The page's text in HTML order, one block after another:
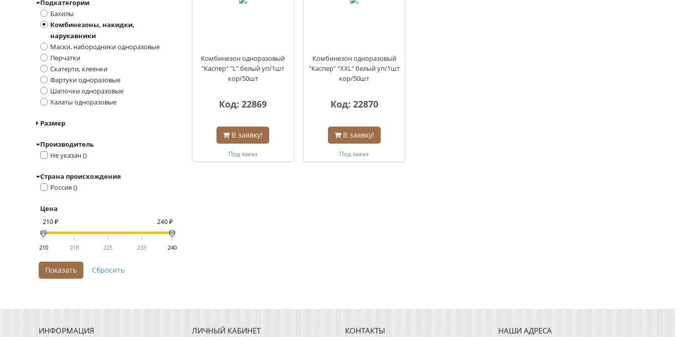
Подкатегории
Бахилы
Комбинезоны, накидки,
нарукавники
Маски, набородники одноразовые
Перчатки
Скатерти, клеенки
Фартуки одноразовые
Шапочки одноразовые
Халаты одноразовые
Размер
Производитель
Не указан ()
Страна происхождения
Россия ()
Цена
210 218 225 233 240
210 ₽ 240 ₽
Комбинезон одноразовый
"Каспер" "L" белый уп/1шт
кор/50шт
Код: 22869
В заявку!
Под заказ
Комбинезон одноразовый
"Каспер" "XXL" белый уп/1шт
кор/50шт
Код: 22870
В заявку!
Под заказ
ИНФОРМАЦИЯ ЛИЧНЫЙ КАБИНЕТ КОНТАКТЫ НАШИ АДРЕСА